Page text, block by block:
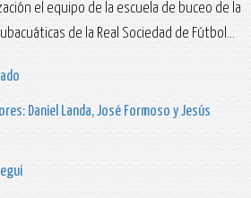
el equipo de la escuela de buceo de la
de la Real Sociedad de Fútbol...
Daniel Landa, José Formoso y Jesús